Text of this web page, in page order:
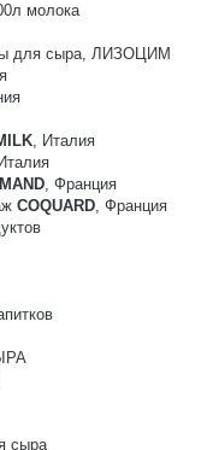
молока
для сыра, ЛИЗОЦИМ
, Италия
, Франция
COQUARD, Франция
сыра